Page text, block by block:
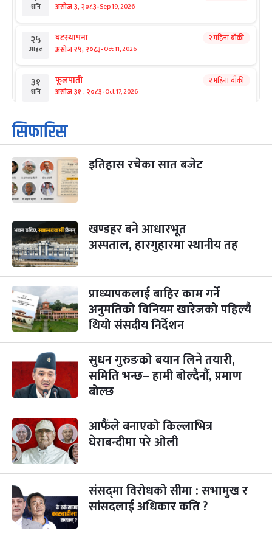
शनि असोज ३, २०८३-Sep 19, 2026
२५
आइत
घटस्थापना
असोज २५, २०८३-Oct 11, 2026
२ महिना बाँकी
३१
शनि
फूलपाती
असोज ३१ , २०८३-Oct 17, 2026
२ महिना बाँकी
१
आइत
कार्तिक सङ्क्रान्ति
कार्तिक १, २०८३
३
मंगल
महानवमी
कार्तिक ३, २०८३
४
बुध कार्तिक ४, २०८३ Oct 21, 2026
५
बिहि
पापा‌ङ्कुशा एकादशी व्रत
कार्तिक ५, २०८३
२ महिना बाँकी
२२
आइत
कुकुर तिहार
कार्तिक २२, २०८३-Nov 8, 2026
३ महिना बाँकी
गाई पूजा
-
२४
मंगल
गोरुपुजा
कार्तिक २४, २०८३-Nov 10, 2026
३ महिना बाँकी
२५
बुध
भाइटीका
कार्तिक २५, २०८३ -Nov 11, 2026
३ महिना बाँकी
२९
आइत
छठपर्व
कार्तिक २९, २०८३-Nov 15, 2026
१०
शुक्र
क्रिसमस डे
पौष १०, २०८३
४ महिना बाँकी
सिफारिस
इतिहास रचेका सात बजेट
खण्डहर बने आधारभूत
अस्पताल, हारगुहारमा स्थानीय तह
प्राध्यापकलाई बाहिर काम गर्ने
अनुमतिको विनियम खारेजको पहिल्यै
थियो संसदीय निर्देशन
सुधन गुरुङको बयान लिने तयारी,
समिति भन्छ– हामी बोल्दैनौं, प्रमाण
बोल्छ
आफैंले बनाएको किल्लाभित्र
घेराबन्दीमा परे ओली
संसद्‌मा विरोधको सीमा : सभामुख र
सांसदलाई अधिकार कति ?